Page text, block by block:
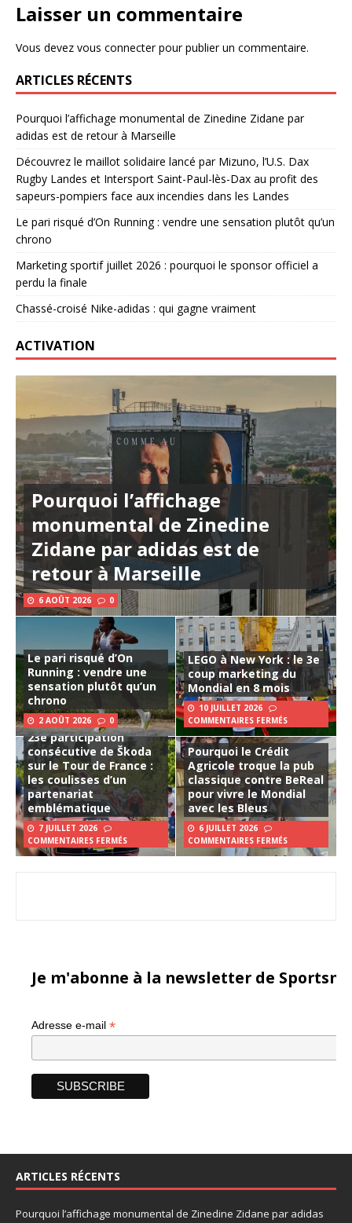
Laisser un commentaire
Vous devez vous connecterpour publier un commentaire.
ARTICLES RÉCENTS
Pourquoi l’affichage monumental de Zinedine Zidane par
adidas est de retour à Marseille
Découvrez le maillot solidaire lancé par Mizuno, l’U.S. Dax
Rugby Landes et Intersport Saint-Paul-lès-Dax au profit des
sapeurs-pompiers face aux incendies dans les Landes
Le pari risqué d’On Running : vendre une sensation plutôt qu’un
chrono
Marketing sportif juillet 2026 : pourquoi le sponsor officiel a
perdu la finale
Chassé-croisé Nike-adidas : qui gagne vraiment
ACTIVATION
Pourquoi l’affichage
monumental de Zinedine
Zidane par adidas est de
retour à Marseille
6 AOÛT 2026 0
Le pari risqué d’On
Running : vendre une
sensation plutôt qu’un
chrono
2 AOÛT 2026 0
LEGO à New York : le 3e
coup marketing du
Mondial en 8 mois
10 JUILLET 2026
COMMENTAIRES FERMÉS
23e participation
consécutive de Škoda
sur le Tour de France :
les coulisses d’un
partenariat
emblématique
7 JUILLET 2026
COMMENTAIRES FERMÉS
Pourquoi le Crédit
Agricole troque la pub
classique contre BeReal
pour vivre le Mondial
avec les Bleus
6 JUILLET 2026
COMMENTAIRES FERMÉS
Je m'abonne à la newsletter de
Adresse e-mail *
ARTICLES RÉCENTS
Pourquoi l’affichage monumental de Zinedine Zidane par adidas